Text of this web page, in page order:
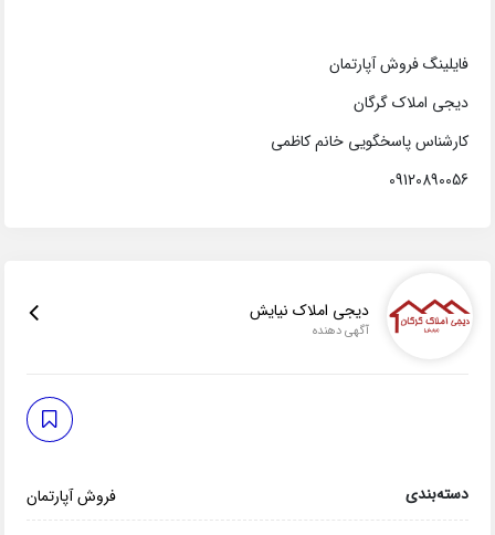
فایلینگ فروش آپارتمان
دیجی املاک گرگان
کارشناس پاسخگویی خانم کاظمی
09120890056
دیجی املاک نیایش
آگهی دهنده
دسته‌بندی فروش آپارتمان